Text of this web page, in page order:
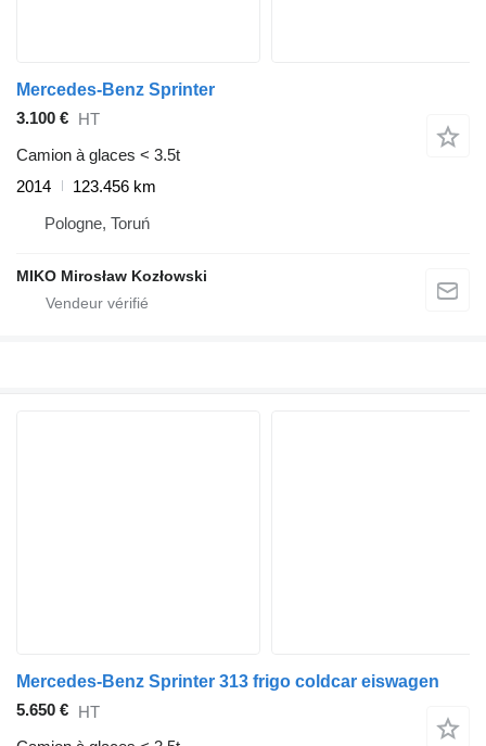
Mercedes-Benz Sprinter
3.100 € HT
Camion à glaces < 3.5t
2014
123.456 km
Pologne, Toruń
MIKO Mirosław Kozłowski
Mercedes-Benz Sprinter 313 frigo coldcar eiswagen
5.650 € HT